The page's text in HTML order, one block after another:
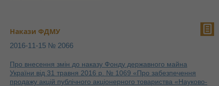
Накази ФДМУ
2016-11-15 № 2066
Про внесення змін до наказу Фонду державного майна
України від 31 травня 2016 р. № 1069 «Про забезпечення
продажу акцій публічного акціонерного товариства «Науково-